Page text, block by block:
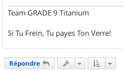
Team GRADE 9 Titanium
Si Tu Frein, Tu payes Ton Verre!
Répondre